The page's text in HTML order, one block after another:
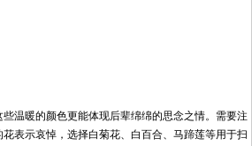
温暖的颜色更能体现后辈绵绵的思念之情。需要注
表示哀悼，选择白菊花、白百合、马蹄莲等用于扫